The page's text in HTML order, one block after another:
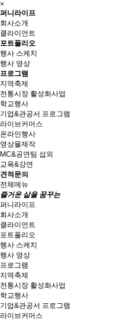
×
퍼니라이프
회사소개
클라이언트
포트폴리오
행사 스케치
행사 영상
프로그램
지역축제
전통시장 활성화사업
학교행사
기업&관공서 프로그램
라이브커머스
온라인행사
영상물제작
MC&공연팀 섭외
교육&강연
견적문의
전체메뉴
즐거운 삶을 꿈꾸는
퍼니라이프
회사소개
클라이언트
포트폴리오
행사 스케치
행사 영상
프로그램
지역축제
전통시장 활성화사업
학교행사
기업&관공서 프로그램
라이브커머스